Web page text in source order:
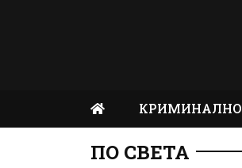
КРИМИНАЛНО
ПО СВЕТА